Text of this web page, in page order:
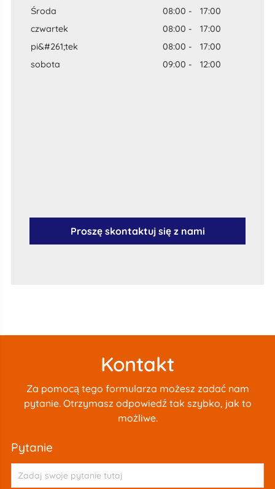
Środa
08:00 -
17:00
czwartek
08:00 -
17:00
pi&#261;tek
08:00 -
17:00
sobota
09:00 - 12:00
Proszę skontaktuj się z nami
Kontakt
Za pomocą tego formularza możesz zadać nam
pytanie. Otrzymasz odpowiedź tak szybko, jak to
możliwe.
pytanie